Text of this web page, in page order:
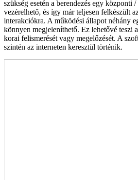
szükség esetén a berendezés egy központi
vezérelhető, és így már teljesen felkészült
interakciókra. A működési állapot né­hány
könnyen megjelenít­hető. Ez lehetővé teszi
korai felismerését vagy megelőzését. A
szintén az interneten keresztül történik.